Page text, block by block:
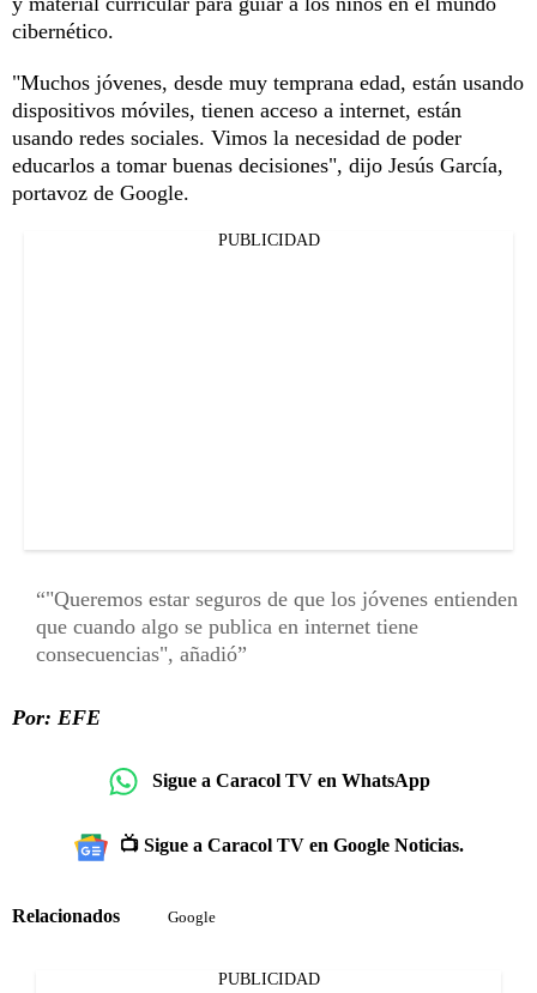
cibernético.
"Muchos jóvenes, desde muy temprana edad, están usando
dispositivos móviles, tienen acceso a internet, están
usando redes sociales. Vimos la necesidad de poder
educarlos a tomar buenas decisiones", dijo Jesús García,
portavoz de Google.
PUBLICIDAD
"Queremos estar seguros de que los jóvenes entienden
que cuando algo se publica en internet tiene
consecuencias", añadió
Por: EFE
Sigue a Caracol TV en WhatsApp
📺 Sigue a Caracol TV en Google Noticias.
Relacionados Google
PUBLICIDAD